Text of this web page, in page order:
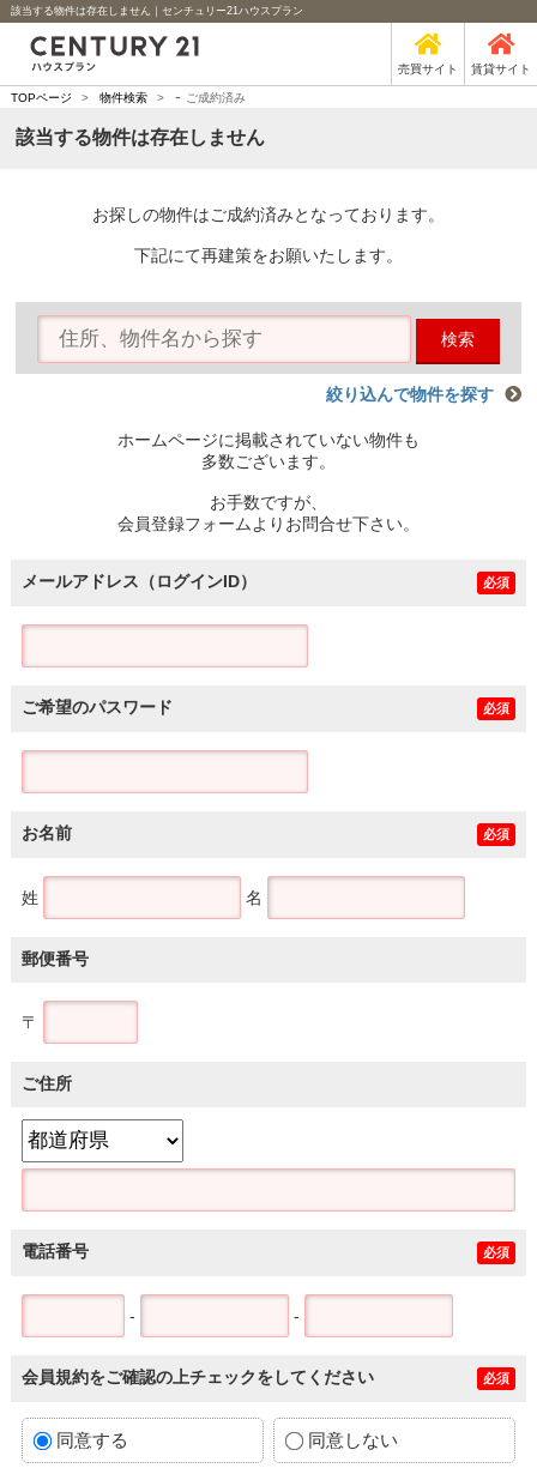
該当する物件は存在しません｜センチュリー21ハウスプラン
売買サイト 賃貸サイト
TOPページ > 物件検索 > - ご成約済み
該当する物件は存在しません
お探しの物件はご成約済みとなっております。
下記にて再建策をお願いたします。
検索
絞り込んで物件を探す
ホームページに掲載されていない物件も
多数ございます。
お手数ですが、
会員登録フォームよりお問合せ下さい。
メールアドレス（ログインID） 必須
ご希望のパスワード 必須
お名前 必須
姓 名
郵便番号
〒
ご住所
電話番号 必須
- -
会員規約をご確認の上チェックをしてください 必須
同意する 同意しない